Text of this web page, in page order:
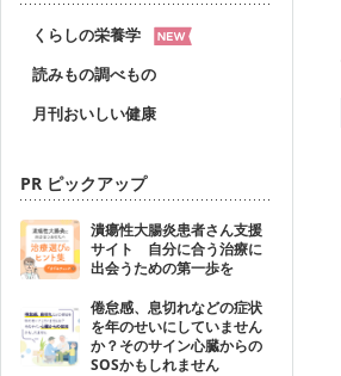
くらしの栄養学
読みもの調べもの
月刊おいしい健康
PR ピックアップ
潰瘍性大腸炎患者さん支援
サイト 自分に合う治療に
出会うための第一歩を
倦怠感、息切れなどの症状
を年のせいにしていません
か？そのサイン心臓からの
SOSかもしれません